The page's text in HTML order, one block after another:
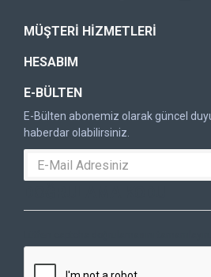
MÜŞTERI HIZMETLERI
HESABIM
E-BÜLTEN
E-Bülten abonemiz olarak güncel
haberdar olabilirsiniz.